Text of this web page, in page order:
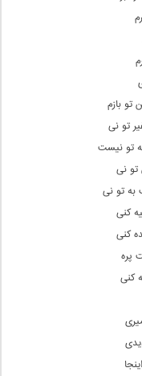
تو بازم
تو نی
تو‌ نیست
نی‌
تو نی‌
کنی‌
کنی‌
پره
کنی‌